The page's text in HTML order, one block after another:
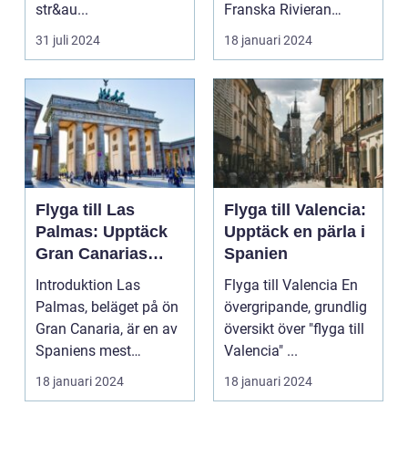
str&au...
31 juli 2024
Franska Rivieran
Frankrike erbjuder en
må...
18 januari 2024
Flyga till Las
Palmas: Upptäck
Gran Canarias
pärla
Introduktion Las
Palmas, beläget på ön
Gran Canaria, är en av
Spaniens mest
populära
semesterdestina...
18 januari 2024
Flyga till Valencia:
Upptäck en pärla i
Spanien
Flyga till Valencia En
övergripande, grundlig
översikt över "flyga till
Valencia" ...
18 januari 2024